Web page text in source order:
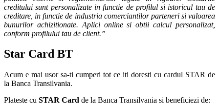
creditului sunt personalizate in functie de profilul si istoricul tau de
creditare, in functie de industria comerciantilor parteneri si valoarea
bunurilor achizitionate. Aplici online si obtii calcul personalizat,
conform profilului tau de client.”
Star Card BT
Acum e mai usor sa-ti cumperi tot ce iti doresti cu cardul STAR de
la Banca Transilvania.
Plateste cu STAR Card de la Banca Transilvania si beneficiezi de: